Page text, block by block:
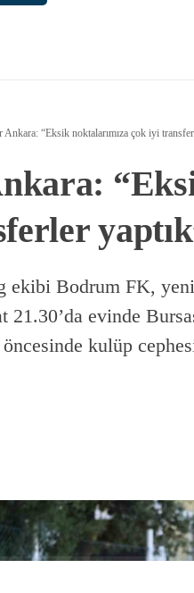
Ankara: “Eksik noktalarımıza çok iyi
Bodrum FK, yeni
21.30’da evinde
kulüp